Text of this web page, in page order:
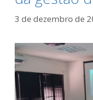
3 de dezembro de